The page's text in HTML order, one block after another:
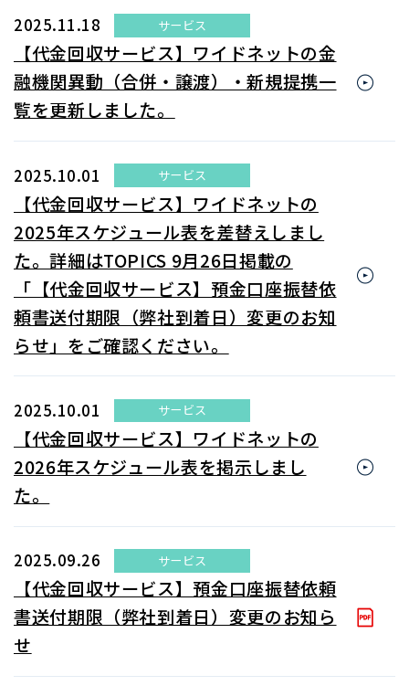
2025.11.18 サービス
【代金回収サービス】ワイドネットの金
融機関異動（合併・譲渡）・新規提携一
覧を更新しました。
2025.10.01 サービス
【代金回収サービス】ワイドネットの
2025年スケジュール表を差替えしまし
た。詳細はTOPICS 9月26日掲載の
「【代金回収サービス】預金口座振替依
頼書送付期限（弊社到着日）変更のお知
らせ」をご確認ください。
2025.10.01 サービス
【代金回収サービス】ワイドネットの
2026年スケジュール表を掲示しまし
た。
2025.09.26 サービス
【代金回収サービス】預金口座振替依頼
書送付期限（弊社到着日）変更のお知ら
せ